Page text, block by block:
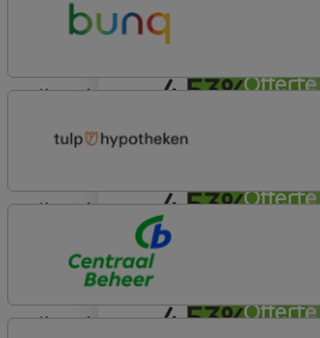
4,53%
Vooruit Hypotheek
lineair
4,53%
Easy Mortgage
lineair
4,53%
Tulp Hypotheken
Tulp Riant Hypotheek
lineair